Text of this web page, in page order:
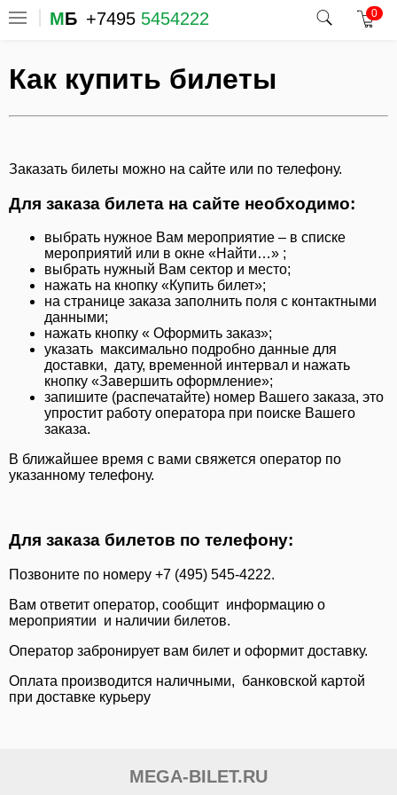
МБ +7495 5454222 0
Как купить билеты
Заказать билеты можно на сайте или по телефону.
Для заказа билета на сайте необходимо:
выбрать нужное Вам мероприятие – в списке
мероприятий или в окне «Найти…» ;
выбрать нужный Вам сектор и место;
нажать на кнопку «Купить билет»;
на странице заказа заполнить поля с контактными
данными;
нажать кнопку « Оформить заказ»;
указать максимально подробно данные для
доставки, дату, временной интервал и нажать
кнопку «Завершить оформление»;
запишите (распечатайте) номер Вашего заказа, это
упростит работу оператора при поиске Вашего
заказа.
В ближайшее время c вами свяжется оператор по
указанному телефону.
Для заказа билетов по телефону:
Позвоните по номеру +7 (495) 545-4222.
Вам ответит оператор, сообщит информацию о
мероприятии и наличии билетов.
Оператор забронирует вам билет и оформит доставку.
Оплата производится наличными, банковской картой
при доставке курьеру
MEGA-BILET.RU